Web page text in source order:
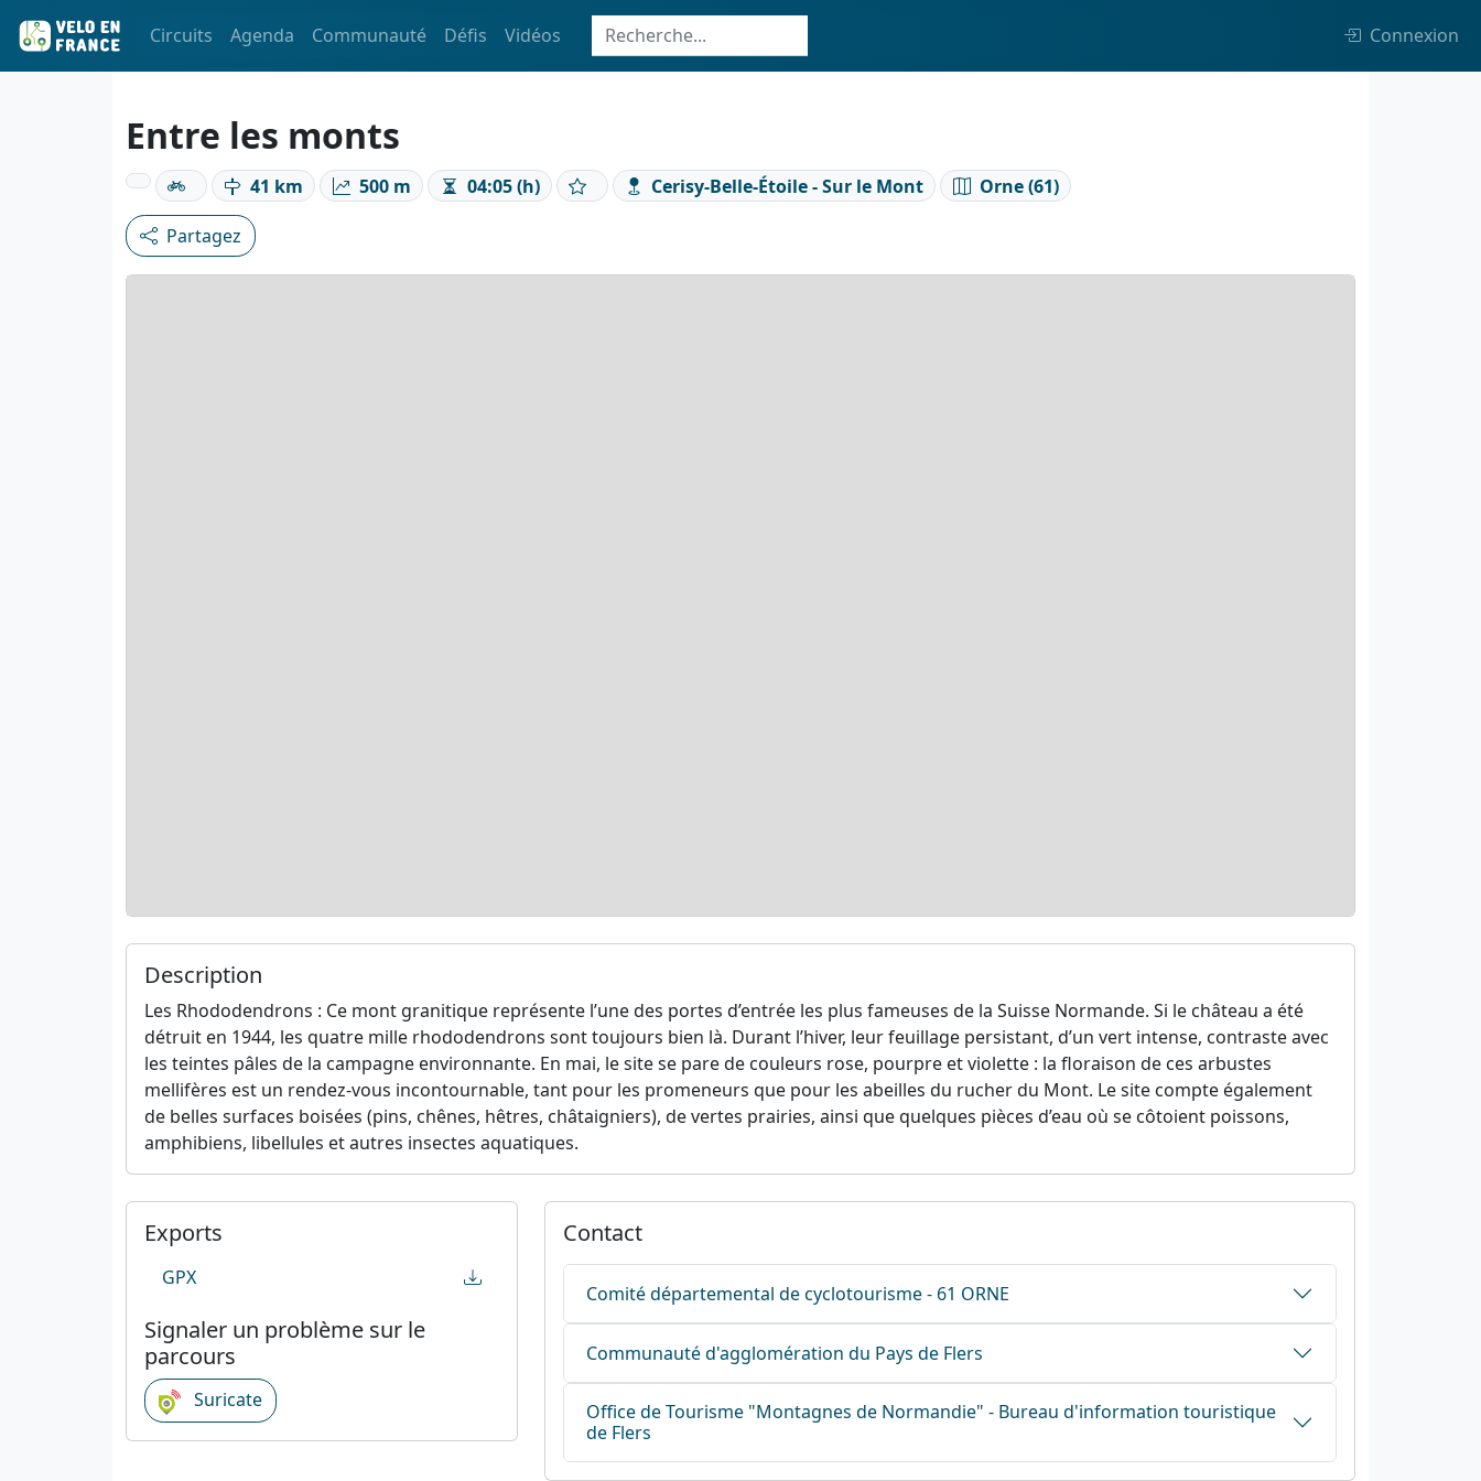
Circuits Agenda Communauté Défis Vidéos Connexion
Entre les monts
41 km 500 m 04:05 (h) Cerisy-Belle-Étoile - Sur le Mont Orne (61)
Partagez
Description
Les Rhododendrons : Ce mont granitique représente l’une des portes d’entrée les plus fameuses de la Suisse Normande. Si le château a été
détruit en 1944, les quatre mille rhododendrons sont toujours bien là. Durant l’hiver, leur feuillage persistant, d’un vert intense, contraste avec
les teintes pâles de la campagne environnante. En mai, le site se pare de couleurs rose, pourpre et violette : la floraison de ces arbustes
mellifères est un rendez-vous incontournable, tant pour les promeneurs que pour les abeilles du rucher du Mont. Le site compte également
de belles surfaces boisées (pins, chênes, hêtres, châtaigniers), de vertes prairies, ainsi que quelques pièces d’eau où se côtoient poissons,
amphibiens, libellules et autres insectes aquatiques.
Exports
GPX
Signaler un problème sur le
parcours
Suricate
Contact
Comité départemental de cyclotourisme - 61 ORNE
Communauté d'agglomération du Pays de Flers
Office de Tourisme "Montagnes de Normandie" - Bureau d'information touristique
de Flers